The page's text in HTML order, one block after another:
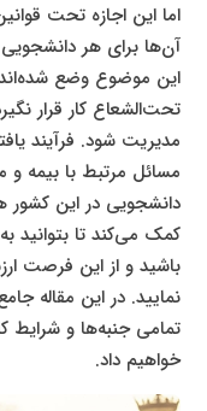
اما این اجازه تحت
آن‌ها برای هر
این موضوع وضع
تحت‌الشعاع کار قرار
مدیریت شود. فرآیند
مسائل مرتبط با بیمه و
دانشجویی در این
کمک می‌کند تا بتوانید
باشید و از این فرصت
نمایید. در این مقاله
تمامی جنبه‌ها و شرایط
خواهیم داد.